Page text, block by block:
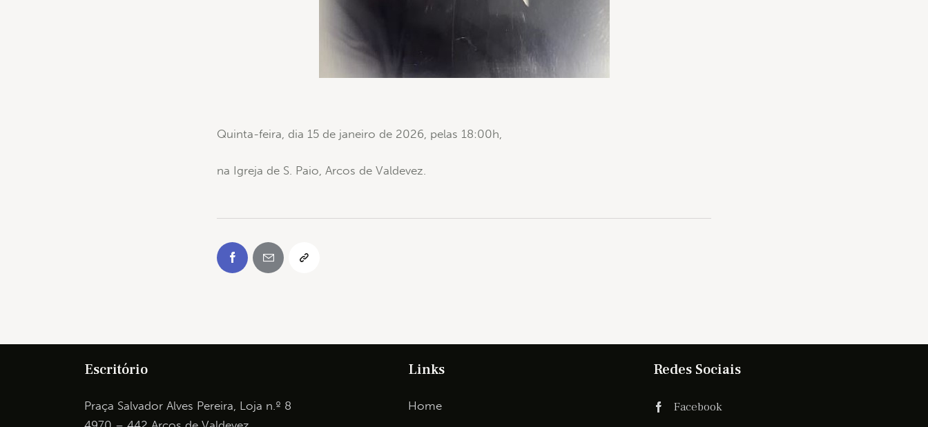
Quinta-feira, dia 15 de janeiro de 2026, pelas 18:00h,
na Igreja de S. Paio, Arcos de Valdevez.
Escritório
Praça Salvador Alves Pereira, Loja n.º 8
Links
Home
Redes Sociais
Facebook